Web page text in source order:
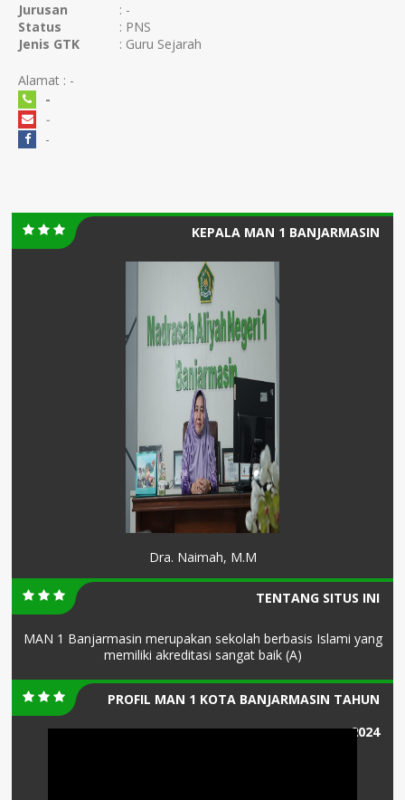
Jurusan
: -
Status
: PNS
Jenis GTK
: Guru Sejarah
Alamat : -
-
-
-
KEPALA MAN 1 BANJARMASIN
Dra. Naimah, M.M
TENTANG SITUS INI
MAN 1 Banjarmasin merupakan sekolah berbasis Islami yang
memiliki akreditasi sangat baik (A)
PROFIL MAN 1 KOTA BANJARMASIN TAHUN
2024